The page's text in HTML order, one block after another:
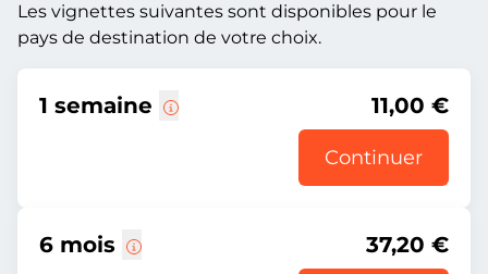
Les vignettes suivantes sont disponibles pour le
pays de destination de votre choix.
1 semaine 11,00 €
Continuer
6 mois 37,20 €